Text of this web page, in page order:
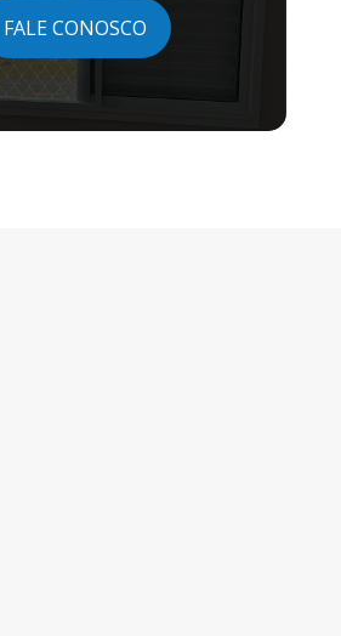
FALE CONOSCO